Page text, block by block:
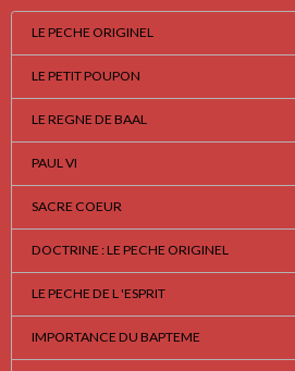
LE PECHE ORIGINEL
LE PETIT POUPON
LE REGNE DE BAAL
PAUL VI
SACRE COEUR
DOCTRINE : LE PECHE ORIGINEL
LE PECHE DE L 'ESPRIT
IMPORTANCE DU BAPTEME